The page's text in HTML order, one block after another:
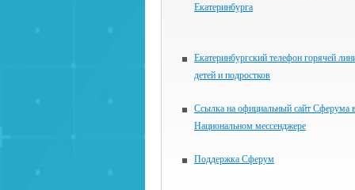
Екатеринбурга
Екатеринбургский телефон горячей
детей и подростков
Ссылка на официальный сайт Сферума
Национальном мессенджере
Поддержка Сферум